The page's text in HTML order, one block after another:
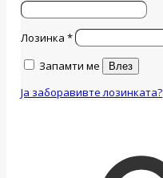
Лозинка*
Запамти ме
Влез
Ја заборавивте лозинката?